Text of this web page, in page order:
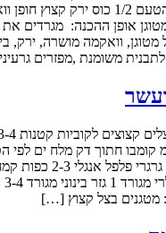
קוואקר מלח לפי הטעם 1/2 כוס
אופן ההכנה: מגרדים
מטוגן, וואקמה מושרה, ירק,
משומנת ,מפזרים
מטגנים בצל קצוץ […]